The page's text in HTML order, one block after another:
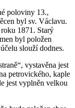
poloviny 13.,
byl sv. Václavu.
1871. Starý
byl položen
slouží dodnes.
vystavěna jest
petrovického, kaple
jest vyplněn velkou